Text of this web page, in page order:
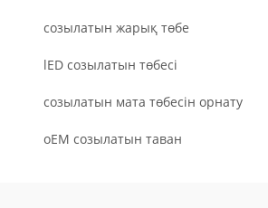
созылатын жарық төбе
lED созылатын төбесі
созылатын мата төбесін орнату
oEM созылатын таван